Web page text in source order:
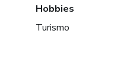
Hobbies
Turismo